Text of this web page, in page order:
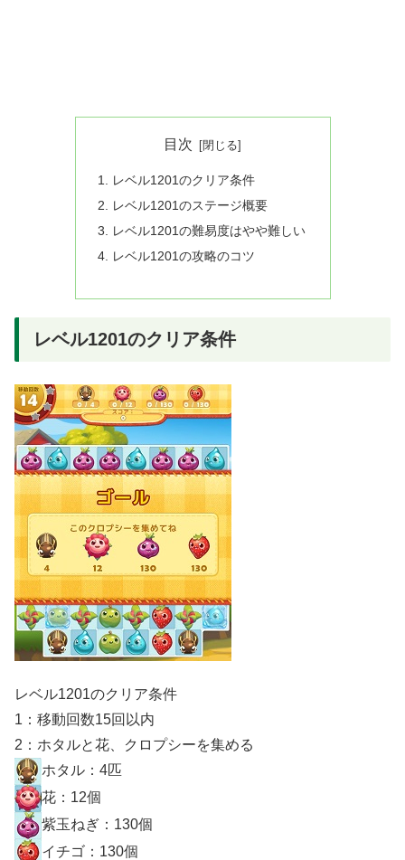
目次
レベル1201のクリア条件
レベル1201のステージ概要
レベル1201の難易度はやや難しい
レベル1201の攻略のコツ
レベル1201のクリア条件
レベル1201のクリア条件
1：移動回数15回以内
2：ホタルと花、クロプシーを集める
ホタル：4匹
花：12個
紫玉ねぎ：130個
イチゴ：130個